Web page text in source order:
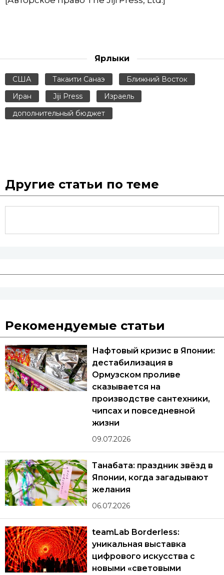
Ярлыки
США Такаити Санаэ
Ближний Восток
Иран
Jiji Press
Израель
дополнительный бюджет
Другие статьи по теме
Рекомендуемые статьи
Нафтовый кризис в Японии:
дестабилизация в
Ормузском проливе
сказывается на
производстве сантехники,
чипсах и повседневной
жизни
09.07.2026
Танабата: праздник звёзд в
Японии, когда загадывают
желания
06.07.2026
teamLab Borderless:
уникальная выставка
цифрового искусства с
новыми «световыми